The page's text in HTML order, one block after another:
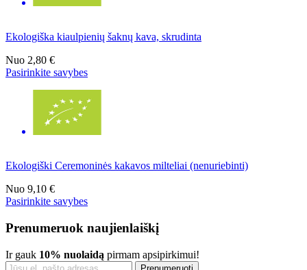
Ekologiška kiaulpienių šaknų kava, skrudinta
Nuo 2,80 €
Pasirinkite savybes
Ekologiški Ceremoninės kakavos milteliai (nenuriebinti)
Nuo 9,10 €
Pasirinkite savybes
Prenumeruok naujienlaiškį
Ir gauk 10% nuolaidą pirmam apsipirkimui!